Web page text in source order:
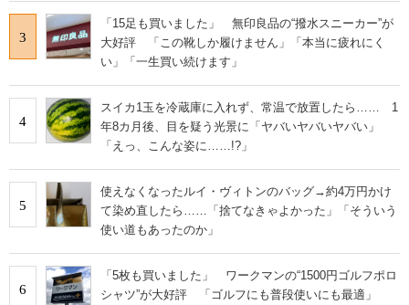
3
「15足も買いました」 無印良品の“撥水スニーカー”が
大好評 「この靴しか履けません」「本当に疲れにく
い」「一生買い続けます」
4
スイカ1玉を冷蔵庫に入れず、常温で放置したら…… 1
年8カ月後、目を疑う光景に「ヤバいヤバいヤバい」
「えっ、こんな姿に……!?」
5
使えなくなったルイ・ヴィトンのバッグ→約4万円かけ
て染め直したら……「捨てなきゃよかった」「そういう
使い道もあったのか」
6
「5枚も買いました」 ワークマンの“1500円ゴルフポロ
シャツ”が大好評 「ゴルフにも普段使いにも最適」